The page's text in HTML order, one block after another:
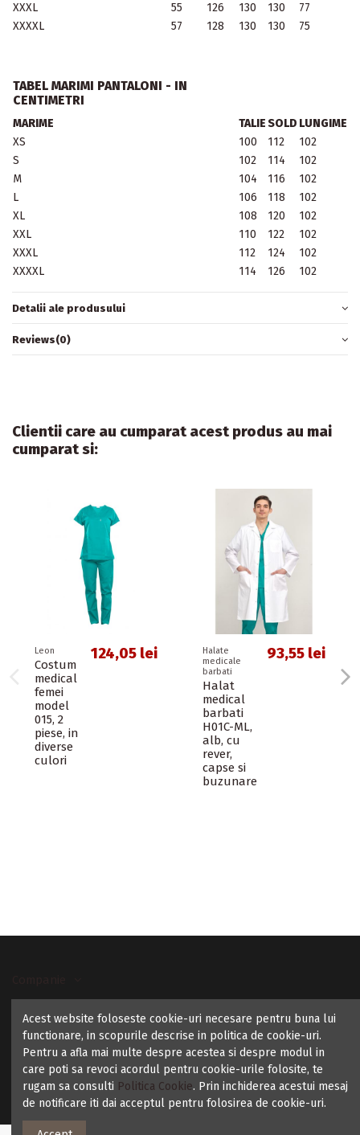
XXXL
55 126 130 130
77
XXXXL
57 128 130 130 75
TABEL MARIMI PANTALONI - IN
CENTIMETRI
MARIME TALIESOLD LUNGIME
XS
100 112
102
S
102 114
102
M
104 116
102
L
106 118
102
XL
108 120
102
XXL
110 122
102
XXXL
112 124
102
XXXXL
114 126 102
Detalii ale produsului
Reviews(0)
Clientii care au cumparat acest produs au mai
cumparat si:
Leon
Costum
medical
femei
model
015, 2
piese, in
diverse
culori
124,05 lei
Halate
medicale
barbati
Halat
medical
barbati
H01C-ML,
alb, cu
rever,
capse si
buzunare
93,55 lei
Contact us
Acest website foloseste cookie-uri necesare pentru buna lui
functionare, in scopurile descrise in politica de cookie-uri.
Pentru a afla mai multe despre acestea si despre modul in
care poti sa revoci acordul pentru cookie-urile folosite, te
rugam sa consulti Politica Cookie. Prin inchiderea acestui mesaj
de notificare iti dai acceptul pentru folosirea de cookie-uri.